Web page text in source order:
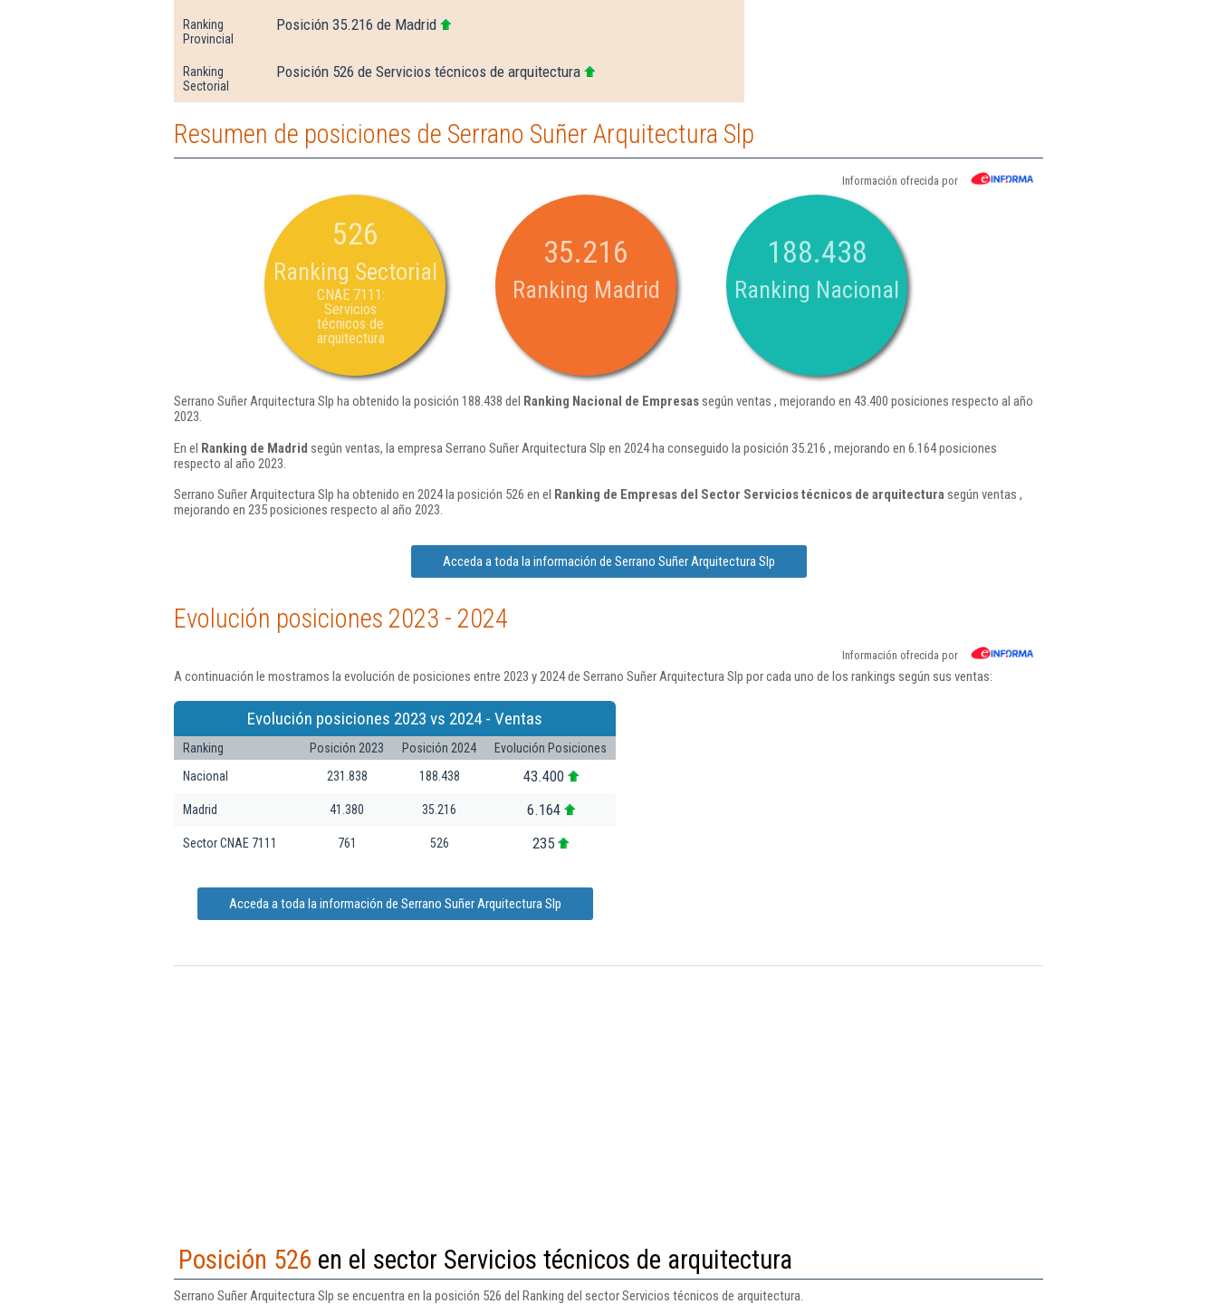
Ranking
Provincial
Posición 35.216 de Madrid
Ranking
Sectorial
Posición 526 de Servicios técnicos de arquitectura
Resumen de posiciones de Serrano Suñer Arquitectura Slp
Información ofrecida por
526
Ranking Sectorial
CNAE 7111:
Servicios
técnicos de
arquitectura
35.216
Ranking Madrid
188.438
Ranking Nacional
Serrano Suñer Arquitectura Slp ha obtenido la posición 188.438 del Ranking Nacional de Empresassegún ventas , mejorando en 43.400 posiciones respecto al año
2023.
En el Ranking de Madrid según ventas, la empresa Serrano Suñer Arquitectura Slp en 2024 ha conseguido la posición 35.216 , mejorando en 6.164 posiciones
respecto al año 2023.
Serrano Suñer Arquitectura Slp ha obtenido en 2024 la posición 526 en el Ranking de Empresas del Sector Servicios técnicos de arquitecturasegún ventas ,
mejorando en 235 posiciones respecto al año 2023.
Acceda a toda la información de Serrano Suñer Arquitectura Slp
Evolución posiciones 2023 - 2024
Información ofrecida por
A continuación le mostramos la evolución de posiciones entre 2023 y 2024 de Serrano Suñer Arquitectura Slp por cada uno de los rankings según sus ventas:
Evolución posiciones 2023 vs 2024 - Ventas
Ranking Posición 2023 Posición 2024
Evolución Posiciones
Nacional
231.838 188.438 43.400
Madrid 41.380 35.216 6.164
Sector CNAE 7111 761 526 235
Acceda a toda la información de Serrano Suñer Arquitectura Slp
Posición 526 en el sector Servicios técnicos de arquitectura
Serrano Suñer Arquitectura Slp se encuentra en la posición 526 del Ranking del sector Servicios técnicos de arquitectura.